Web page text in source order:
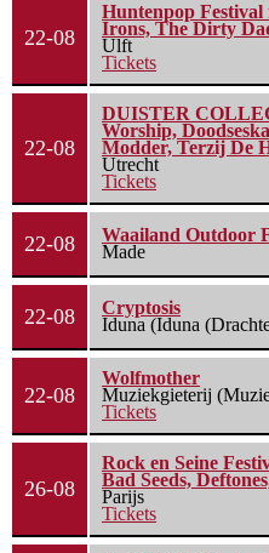
22-08
Huntenpop
Irons, The Dirty
Ulft
Tickets
22-08
DUISTER
Worship,
Modder, Terzij De
Utrecht
Tickets
22-08
Waailand Outdoor
Made
22-08
Cryptosis
Iduna (Iduna
22-08
Wolfmother
Muziekgieterij
Tickets
26-08
Rock en Seine
Bad Seeds,
Parijs
Tickets